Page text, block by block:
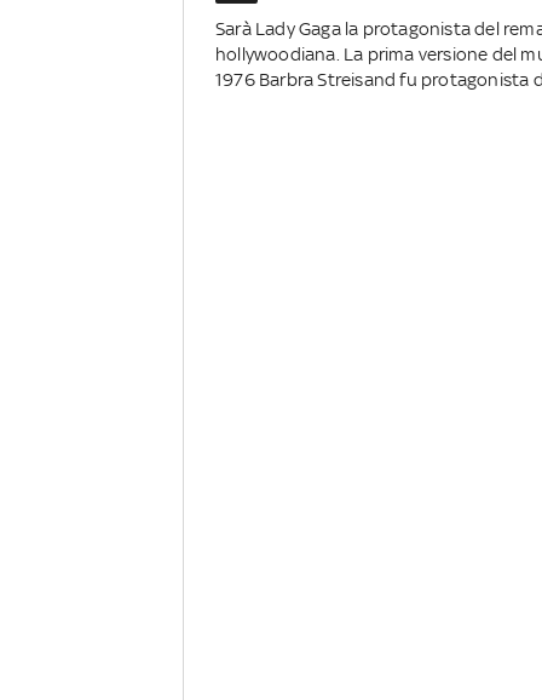
Sarà Lady Gaga la protagonista del
hollywoodiana. La prima versione del
1976 Barbra Streisand fu protagonista